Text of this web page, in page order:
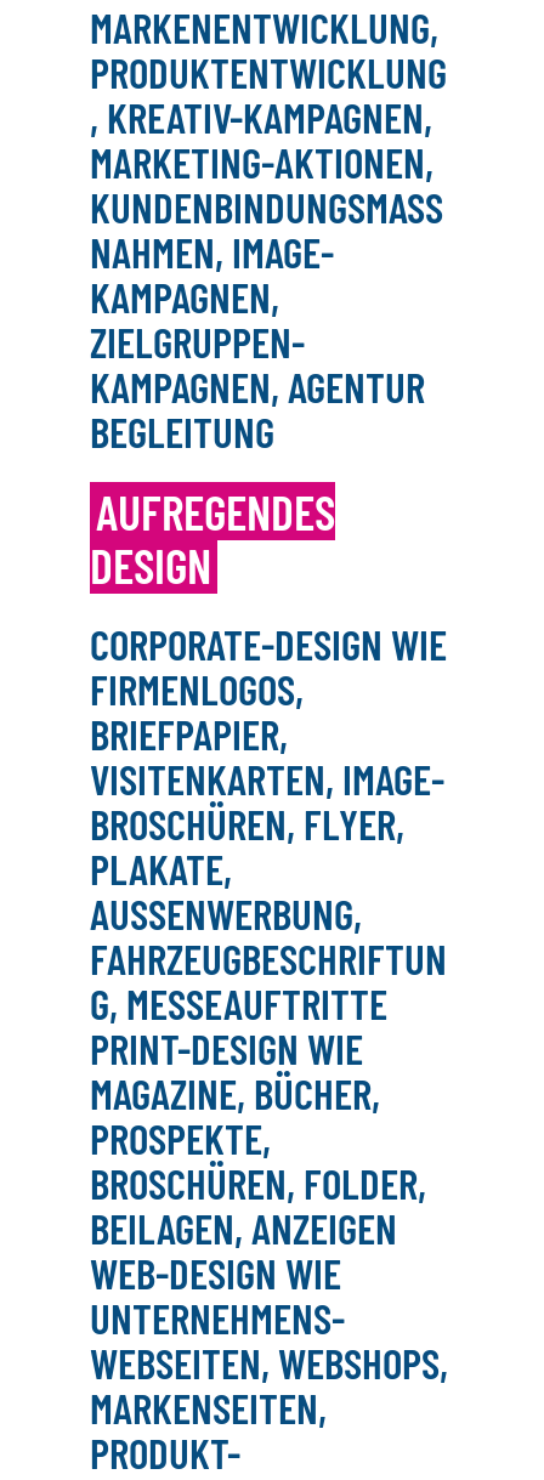
MARKENENTWICKLUNG,
PRODUKTENTWICKLUNG
, KREATIV-KAMPAGNEN,
MARKETING-AKTIONEN,
KUNDENBINDUNGSMASSN
AHMEN, IMAGE-K
AMPAGNEN, Z
IELGRUPPEN-K
AMPAGNEN, AGENTUR B
EGLEITUNG
AUFREGENDES
DESIGN
CORPORATE-DESIGN WIE
FIRMENLOGOS,
BRIEFPAPIER,
VISITENKARTEN, IMAGE-
BROSCHÜREN, FLYER,
PLAKATE,
AUSSENWERBUNG, F
AHRZEUGBESCHRIFTUNG
, MESSEAUFTRITTE
PRINT-DESIGN WIE
MAGAZINE, BÜCHER,
PROSPEKTE,
BROSCHÜREN, FOLDER,
BEILAGEN, ANZEIGEN
WEB-DESIGN WIE
UNTERNEHMENS-
WEBSEITEN, WEBSHOPS,
MARKENSEITEN,
PRODUKT-